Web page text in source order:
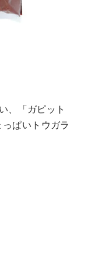
、「ガピット
ぱいトウガラ